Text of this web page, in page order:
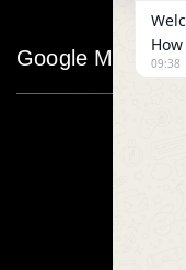
Google Map 09:38